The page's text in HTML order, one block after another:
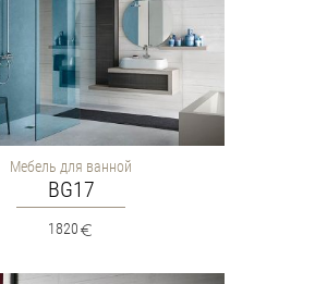
Мебель для ванной
BG17
1820